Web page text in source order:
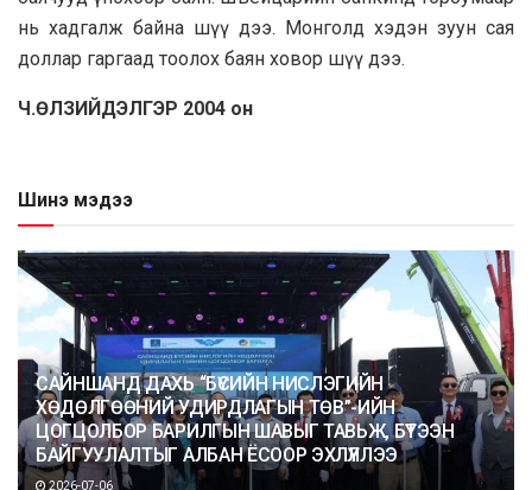
нь хадгалж байна шүү дээ. Монголд хэдэн зуун сая
доллар гаргаад тоолох баян ховор шүү дээ.
Ч.ӨЛЗИЙДЭЛГЭР 2004 он
Шинэ мэдээ
САЙНШАНД ДАХЬ “БҮСИЙН НИСЛЭГИЙН
ХӨДӨЛГӨӨНИЙ УДИРДЛАГЫН ТӨВ”-ИЙН
ЦОГЦОЛБОР БАРИЛГЫН ШАВЫГ ТАВЬЖ, БҮТЭЭН
БАЙГУУЛАЛТЫГ АЛБАН ЁСООР ЭХЛҮҮЛЛЭЭ
2026-07-06